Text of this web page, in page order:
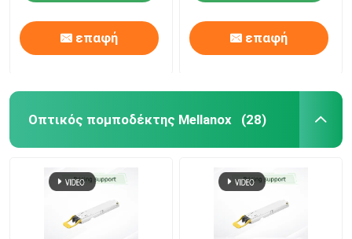
επαφή επαφή
Οπτικός πομποδέκτης Mellanox (28)